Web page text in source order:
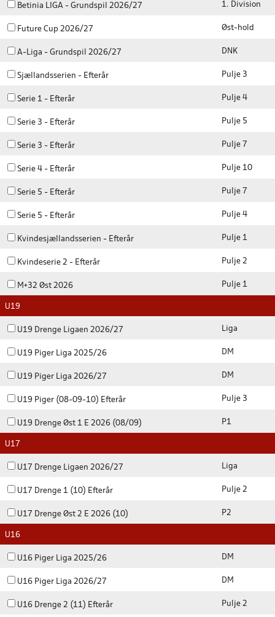
Betinia LIGA - Grundspil 2026/27 1. Division
Future Cup 2026/27 Øst-hold
A-Liga - Grundspil 2026/27 DNK
Sjællandsserien - Efterår Pulje 3
Serie 1 - Efterår Pulje 4
Serie 3 - Efterår Pulje 5
Serie 3 - Efterår Pulje 7
Serie 4 - Efterår Pulje 10
Serie 5 - Efterår Pulje 7
Serie 5 - Efterår Pulje 4
Kvindesjællandsserien - Efterår Pulje 1
Kvindeserie 2 - Efterår Pulje 2
M+32 Øst 2026 Pulje 1
U19
U19 Drenge Ligaen 2026/27 Liga
U19 Piger Liga 2025/26 DM
U19 Piger Liga 2026/27 DM
U19 Piger (08-09-10) Efterår Pulje 3
U19 Drenge Øst 1 E 2026 (08/09) P1
U17
U17 Drenge Ligaen 2026/27 Liga
U17 Drenge 1 (10) Efterår Pulje 2
U17 Drenge Øst 2 E 2026 (10) P2
U16
U16 Piger Liga 2025/26 DM
U16 Piger Liga 2026/27 DM
U16 Drenge 2 (11) Efterår Pulje 2